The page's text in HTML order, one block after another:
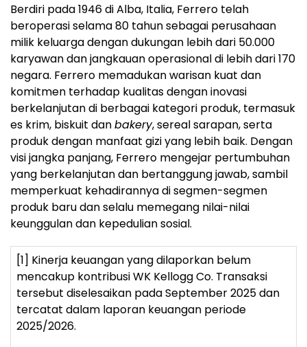
Berdiri pada 1946 di Alba, Italia, Ferrero telah
beroperasi selama 80 tahun sebagai perusahaan
milik keluarga dengan dukungan lebih dari 50.000
karyawan dan jangkauan operasional di lebih dari 170
negara. Ferrero memadukan warisan kuat dan
komitmen terhadap kualitas dengan inovasi
berkelanjutan di berbagai kategori produk, termasuk
es krim, biskuit danbakery, sereal sarapan, serta
produk dengan manfaat gizi yang lebih baik. Dengan
visi jangka panjang, Ferrero mengejar pertumbuhan
yang berkelanjutan dan bertanggung jawab, sambil
memperkuat kehadirannya di segmen-segmen
produk baru dan selalu memegang nilai-nilai
keunggulan dan kepedulian sosial.
[1] Kinerja keuangan yang dilaporkan belum
mencakup kontribusi WK Kellogg Co. Transaksi
tersebut diselesaikan pada September 2025 dan
tercatat dalam laporan keuangan periode
2025/2026.